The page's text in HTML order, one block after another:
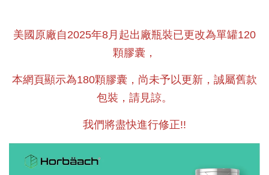
美國原廠自2025年8月起出廠瓶裝已更改為單罐120
顆膠囊，
本網頁顯示為180顆膠囊，尚未予以更新，誠屬舊款
包裝，請見諒。
我們將盡快進行修正!!